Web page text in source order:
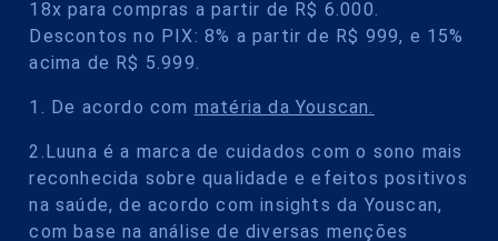
18x para compras a partir de R$ 6.000.
Descontos no PIX: 8% a partir de R$ 999, e 15%
acima de R$ 5.999.
1. De acordo com matéria da Youscan.
2.Luuna é a marca de cuidados com o sono mais
reconhecida sobre qualidade e efeitos positivos
na saúde, de acordo com insights da Youscan,
com base na análise de diversas menções